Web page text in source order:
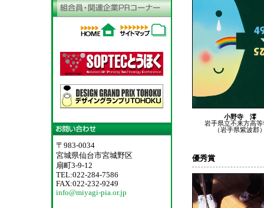
〒983-0034
宮城県仙台市宮城野区
扇町3-9-12
TEL:022-284-7586
FAX:022-232-9249
info@miyagi-pia.or.jp
小野寺 澪
岩手県立不来方高等
（岩手県紫波郡
優秀賞